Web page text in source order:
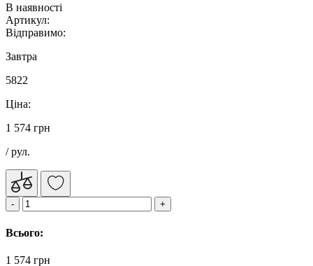
В наявності
Артикул:
Відправимо:
Завтра
5822
Ціна:
1 574 грн
/ рул.
Всього:
1 574 грн